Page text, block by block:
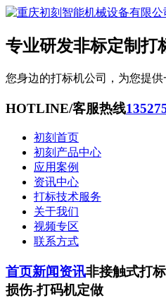
专业研发非标定制打
您身边的打标机公司，为您提供
HOTLINE/客服热线
初刻首页
初刻产品中心
应用案例
资讯中心
打标技术服务
关于我们
视频专区
联系方式
首页新闻资讯非接触式打
损伤-打码机定做